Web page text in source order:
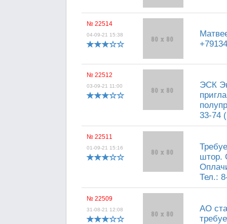
№ 22514
04-09-21 15:38
№ 22512
03-09-21 11:00
ЭСК
33-74
№ 22511
01-09-21 15:16
штор.
Тел.:
№ 22509
31-08-21 12:08
АО